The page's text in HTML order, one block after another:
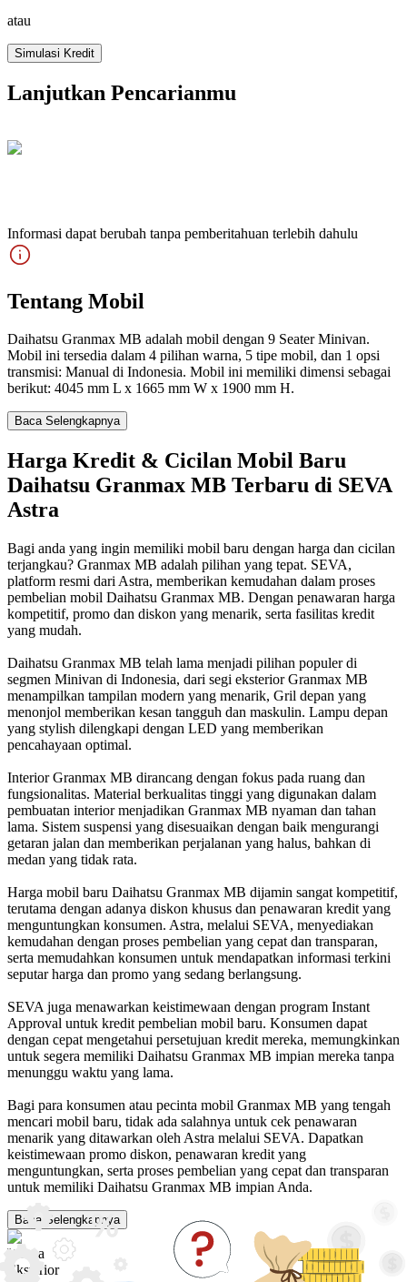
atau
Simulasi Kredit
Lanjutkan Pencarianmu
Informasi dapat berubah tanpa pemberitahuan terlebih dahulu
Tentang Mobil
Daihatsu Granmax MB adalah mobil dengan 9 Seater Minivan.
Mobil ini tersedia dalam 4 pilihan warna, 5 tipe mobil, dan 1 opsi
transmisi: Manual di Indonesia. Mobil ini memiliki dimensi sebagai
berikut: 4045 mm L x 1665 mm W x 1900 mm H.
Baca Selengkapnya
Harga Kredit & Cicilan Mobil Baru
Daihatsu Granmax MB Terbaru di SEVA
Astra
Bagi anda yang ingin memiliki mobil baru dengan harga dan cicilan
terjangkau? Granmax MB adalah pilihan yang tepat. SEVA,
platform resmi dari Astra, memberikan kemudahan dalam proses
pembelian mobil Daihatsu Granmax MB. Dengan penawaran harga
kompetitif, promo dan diskon yang menarik, serta fasilitas kredit
yang mudah.
Daihatsu Granmax MB telah lama menjadi pilihan populer di
segmen Minivan di Indonesia, dari segi eksterior Granmax MB
menampilkan tampilan modern yang menarik, Gril depan yang
menonjol memberikan kesan tangguh dan maskulin. Lampu depan
yang stylish dilengkapi dengan LED yang memberikan
pencahayaan optimal.
Interior Granmax MB dirancang dengan fokus pada ruang dan
fungsionalitas. Material berkualitas tinggi yang digunakan dalam
pembuatan interior menjadikan Granmax MB nyaman dan tahan
lama. Sistem suspensi yang disesuaikan dengan baik mengurangi
getaran jalan dan memberikan perjalanan yang halus, bahkan di
medan yang tidak rata.
Harga mobil baru Daihatsu Granmax MB dijamin sangat kompetitif,
terutama dengan adanya diskon khusus dan penawaran kredit yang
menguntungkan konsumen. Astra, melalui SEVA, menyediakan
kemudahan dengan proses pembelian yang cepat dan transparan,
serta memudahkan konsumen untuk mendapatkan informasi terkini
seputar harga dan promo yang sedang berlangsung.
SEVA juga menawarkan keistimewaan dengan program Instant
Approval untuk kredit pembelian mobil baru. Konsumen dapat
dengan cepat mengetahui persetujuan kredit mereka, memungkinkan
untuk segera memiliki Daihatsu Granmax MB impian mereka tanpa
menunggu waktu yang lama.
Bagi para konsumen atau pecinta mobil Granmax MB yang tengah
mencari mobil baru, tidak ada salahnya untuk cek penawaran
menarik yang ditawarkan oleh Astra melalui SEVA. Dapatkan
keistimewaan promo diskon, penawaran kredit yang
menguntungkan, serta proses pembelian yang cepat dan transparan
untuk memiliki Daihatsu Granmax MB impian Anda.
Baca Selengkapnya
Warna
Eksterior